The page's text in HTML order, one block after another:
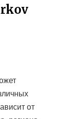
от